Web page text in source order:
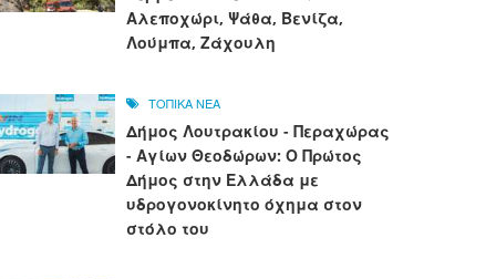
Αλεποχώρι, Ψάθα, Βενίζα,
Λούμπα, Ζάχουλη
ΤΟΠΙΚΑ ΝΕΑ
Δήμος Λουτρακίου - Περαχώρας
- Αγίων Θεοδώρων: Ο Πρώτος
Δήμος στην Ελλάδα με
υδρογονοκίνητο όχημα στον
στόλο του